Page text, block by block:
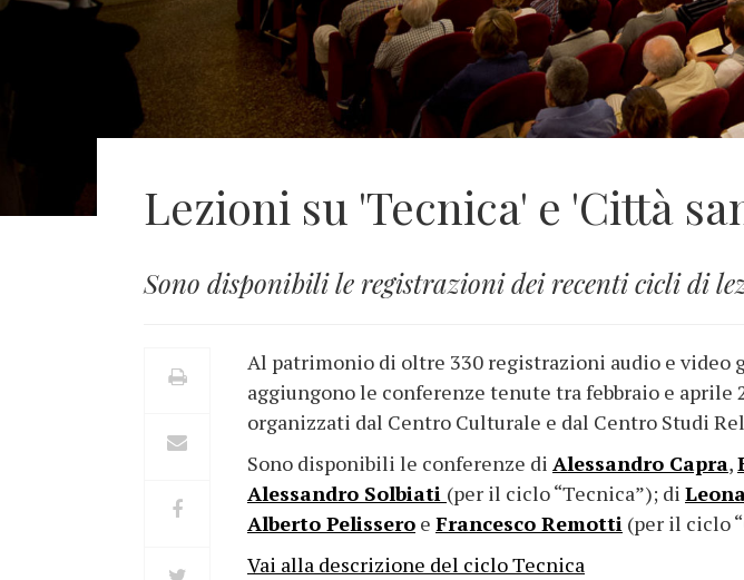
Lezioni su 'Tecnica' e 'Città
Sono disponibili le registrazioni dei recenti cicli di
Al patrimonio di oltre 330 registrazioni audio e video
aggiungono le conferenze tenute tra febbraio e aprile
organizzati dal Centro Culturale e dal Centro Studi
Sono disponibili le conferenze di Alessandro Capra,
Alessandro Solbiati (per il ciclo “Tecnica”); di
Alberto Pelissero e Francesco Remotti (per il ciclo
Vai alla descrizione del ciclo Tecnica